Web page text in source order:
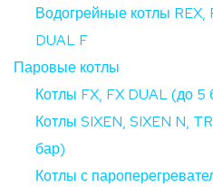
Водогрейные котлы REX,
DUAL F
Паровые котлы
Котлы FX, FX DUAL (до
Котлы SIXEN, SIXEN N,
бар)
Котлы с